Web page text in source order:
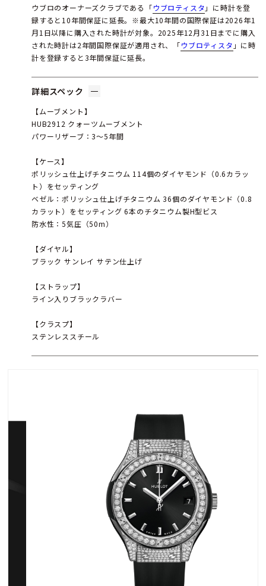
ウブロのオーナーズクラブである「ウブロティスタ 」に時計を登
録すると10年間保証に延長。※最大10年間の国際保証は2026年1
月1日以降に購入された時計が対象。2025年12月31日までに購入
された時計は2年間国際保証が適用され、「ウブロティスタ 」に時
計を登録すると3年間保証に延長。
詳細スペック
【ムーブメント】
HUB2912 クォーツムーブメント
パワーリザーブ：3～5年間
【ケース】
ポリッシュ仕上げチタニウム 114個のダイヤモンド（0.6カラッ
ト）をセッティング
ベゼル：ポリッシュ仕上げチタニウム 36個のダイヤモンド（0.8
カラット）をセッティング 6本のチタニウム製H型ビス
防水性：5気圧（50m）
【ダイヤル】
ブラック サンレイ サテン仕上げ
【ストラップ】
ライン入りブラックラバー
【クラスプ】
ステンレススチール